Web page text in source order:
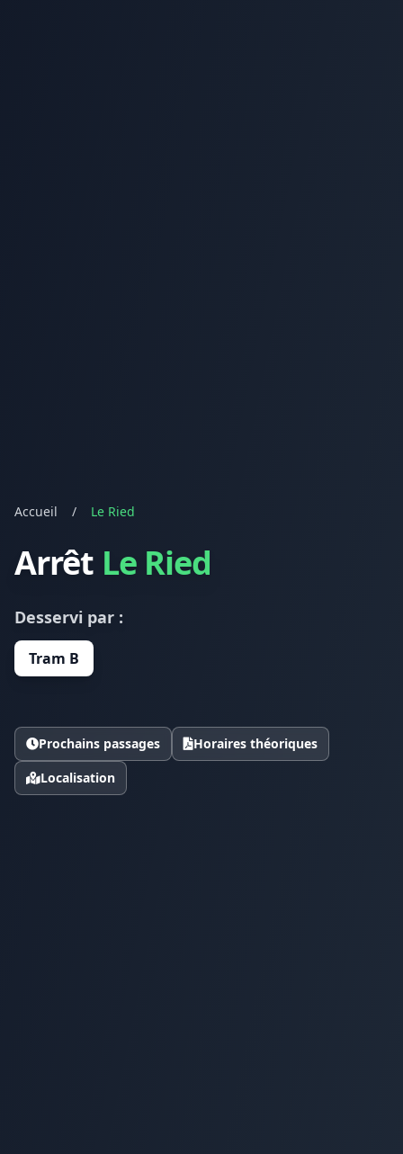
Accueil / Le Ried
Arrêt Le Ried
Desservi par :
Tram B
Prochains passages
Horaires théoriques
Localisation